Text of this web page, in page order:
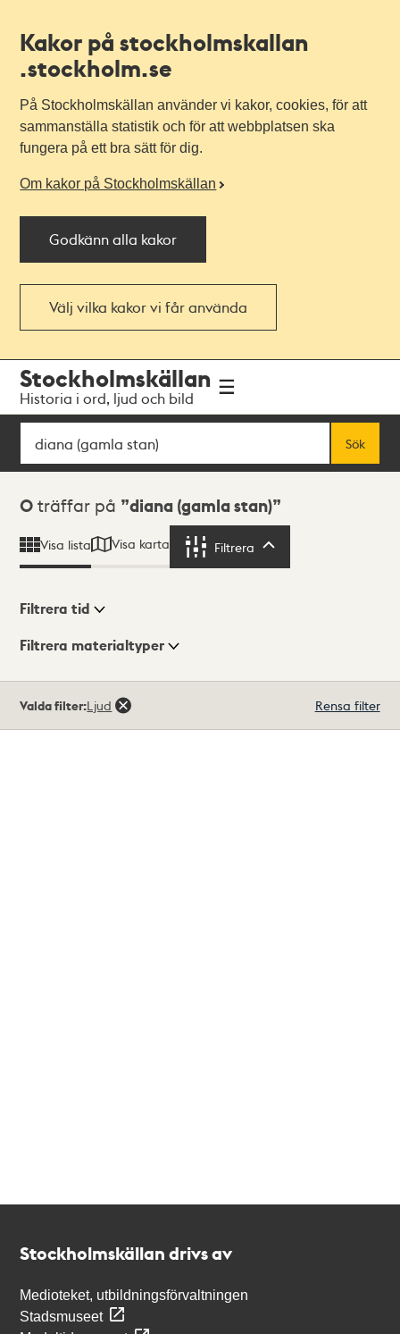
Kakor på stockholmskallan
.stockholm.se
På Stockholmskällan använder vi kakor, cookies, för att
sammanställa statistik och för att webbplatsen ska
fungera på ett bra sätt för dig.
Om kakor på Stockholmskällan
Godkänn alla kakor
Välj vilka kakor vi får använda
navigationen
huvudinnehållet
Stockholmskällan
Historia i ord, ljud och bild
Sök
Sök
Sökresultat
0 träffar på diana (gamla stan)
Visa lista Visa karta Filtrera
Visningsläge
Filtrera tid
Filtrera materialtyper
träffar
Valda filter:Ljud Rensa filter
Stockholmskällan drivs av
Medioteket, utbildningsförvaltningen
Stadsmuseet